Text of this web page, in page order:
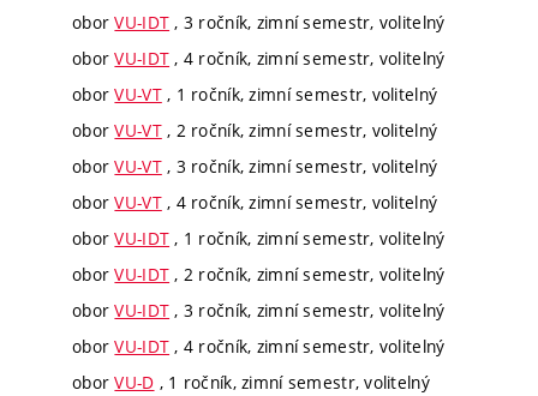
oborVU-IDT , 3 ročník, zimní semestr, volitelný
oborVU-IDT , 4 ročník, zimní semestr, volitelný
oborVU-VT, 1 ročník, zimní semestr, volitelný
oborVU-VT, 2 ročník, zimní semestr, volitelný
oborVU-VT, 3 ročník, zimní semestr, volitelný
oborVU-VT, 4 ročník, zimní semestr, volitelný
oborVU-IDT , 1 ročník, zimní semestr, volitelný
oborVU-IDT , 2 ročník, zimní semestr, volitelný
oborVU-IDT , 3 ročník, zimní semestr, volitelný
oborVU-IDT , 4 ročník, zimní semestr, volitelný
oborVU-D , 1 ročník, zimní semestr, volitelný